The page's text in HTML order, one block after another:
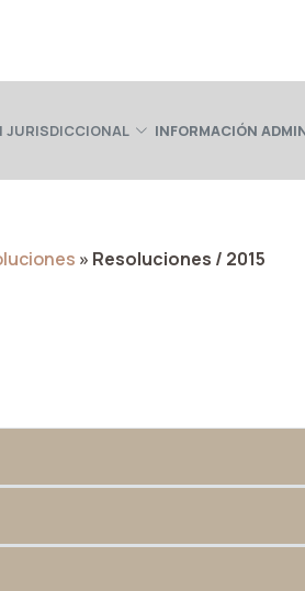
JURISDICCIONAL INFORMACIÓN
» Resoluciones / 2015